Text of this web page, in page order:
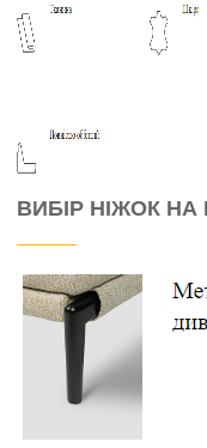
ВИБІР НІЖОК НА